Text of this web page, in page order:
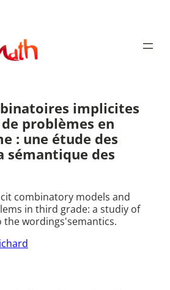
implicites
problèmes en
: une étude des
sémantique des
combinatory models and
in third grade: a studiy of
wordings'semantics.